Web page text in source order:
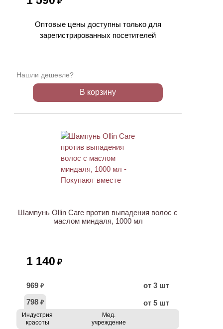
Оптовые цены доступны только для
зарегистрированных посетителей
Нашли дешевле?
В корзину
Шампунь Ollin Care против выпадения волос с
маслом миндаля, 1000 мл
1 140 ₽
969 ₽
от 3 шт
798 ₽ от 5 шт
Индустрия
красоты
Мед.
учреждение